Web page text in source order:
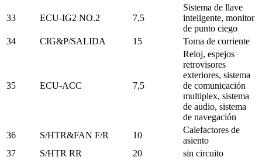
33 ECU-IG2 NO.2 7,5
Sistema de llave
inteligente, monitor
de punto ciego
34
CIG&P/SALIDA 15 Toma de corriente
35 ECU-ACC 7,5
Reloj, espejos
retrovisores
exteriores, sistema
de comunicación
multiplex, sistema
de audio, sistema
de navegación
36
S/HTR&FAN F/R 10
Calefactores de
asiento
37
S/HTR RR 20 sin circuito